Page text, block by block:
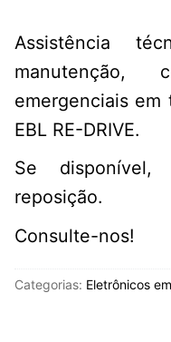
Assistência
manutenção,
emergenciais em
EBL RE-DRIVE.
Se
reposição.
Consulte-nos!
Categorias: Eletrônicos